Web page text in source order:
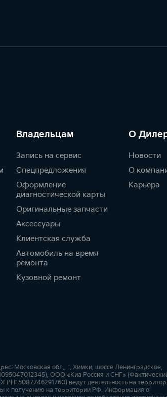
Владельцам
Запись на сервис
Спецпредложения
Оформление
диагностической карты
Оригинальные запчасти
Аксессуары
Клиентская служба
Автомобиль на время
ремонта
Кузовной ремонт
О
Новости
О
Карьера
Московская обл., г. Химки, шоссе Ленинградское,
ООО «Киа Россия и СНГ»
5087746291760) ведут деятельность на
к получению на территории РФ. Информация о